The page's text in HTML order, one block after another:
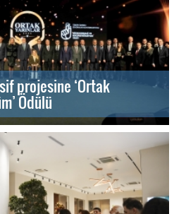
projesine ‘Ortak
Ödülü